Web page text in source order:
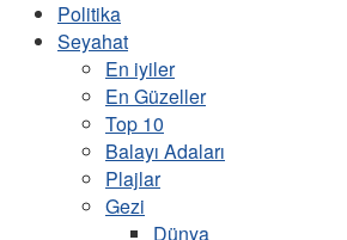
Politika
Seyahat
En iyiler
En Güzeller
Top 10
Balayı Adaları
Plajlar
Gezi
Dünya